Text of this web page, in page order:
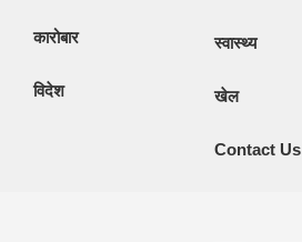
कारोबार
विदेश
स्वास्थ्य
खेल
Contact Us